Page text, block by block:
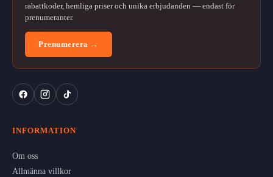
rabattkoder, hemliga priser och unika erbjudanden — endast för
prenumeranter.
Prenumerera →
INFORMATION
Om oss
Allmänna villkor